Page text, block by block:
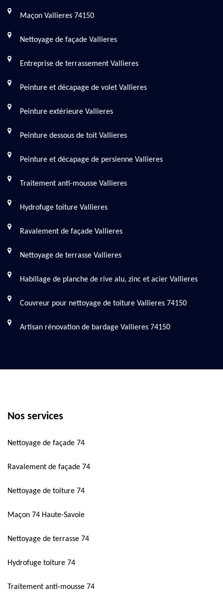
Maçon Vallieres 74150
Nettoyage de façade Vallieres
Entreprise de terrassement Vallieres
Peinture et décapage de volet Vallieres
Peinture extérieure Vallieres
Peinture dessous de toit Vallieres
Peinture et décapage de persienne Vallieres
Traitement anti-mousse Vallieres
Hydrofuge toiture Vallieres
Ravalement de façade Vallieres
Nettoyage de terrasse Vallieres
Habillage de planche de rive alu, zinc et acier Vallieres
Couvreur pour nettoyage de toiture Vallieres 74150
Artisan rénovation de bardage Vallieres 74150
Nos services
Nettoyage de façade 74
Ravalement de façade 74
Nettoyage de toiture 74
Maçon 74 Haute-Savoie
Nettoyage de terrasse 74
Hydrofuge toiture 74
Traitement anti-mousse 74